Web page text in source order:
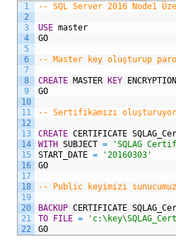
1
2
3
4
5
6
7
8
9
10
11
12
13
14
15
16
17
18
19
20
21
22
-- SQL Server 2016 Node1
USE master
GO
-- Master key oluşturup
CREATE MASTER KEY ENCRYPTION
GO
-- Sertifikamızı
CREATE CERTIFICATE
WITH SUBJECT = 'SQLAG
START_DATE =
'20160303'
GO
-- Public keyimizi
BACKUP CERTIFICATE
TO
FILE =
GO